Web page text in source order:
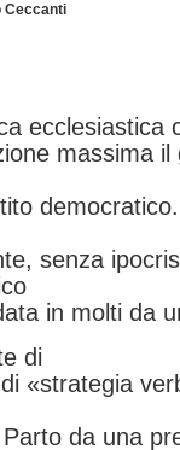
Ceccanti
ecclesiastica
massima
senza
in molti da
di
«strategia
da una